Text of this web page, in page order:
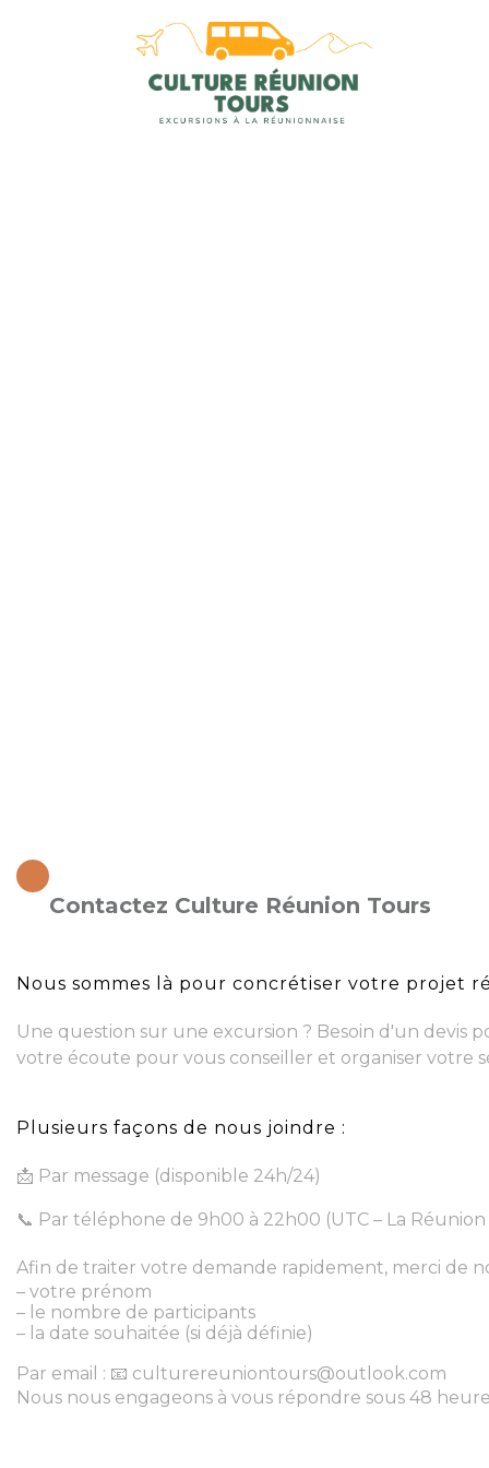
Contactez Culture Réunion Tours
Nous sommes là pour concrétiser votre projet
Une question sur une excursion ? Besoin d'un devis
votre écoute pour vous conseiller et organiser votre
Plusieurs façons de nous joindre :
📩 Par message (disponible 24h/24)
📞 Par téléphone de 9h00 à 22h00 (UTC – La
Afin de traiter votre demande rapidement, merci de
– votre prénom
– le nombre de participants
– la date souhaitée (si déjà définie)
Par email : 📧 culturereuniontours@outlook.com
Nous nous engageons à vous répondre sous 48